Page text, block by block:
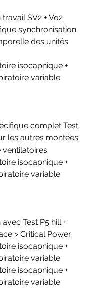
SV2 + Vo2
synchronisation
des unités
isocapnique +
variable
complet Test
les autres montées
ventilatoires
isocapnique +
variable
Test P5 hill +
> Critical Power
isocapnique +
variable
isocapnique +
variable